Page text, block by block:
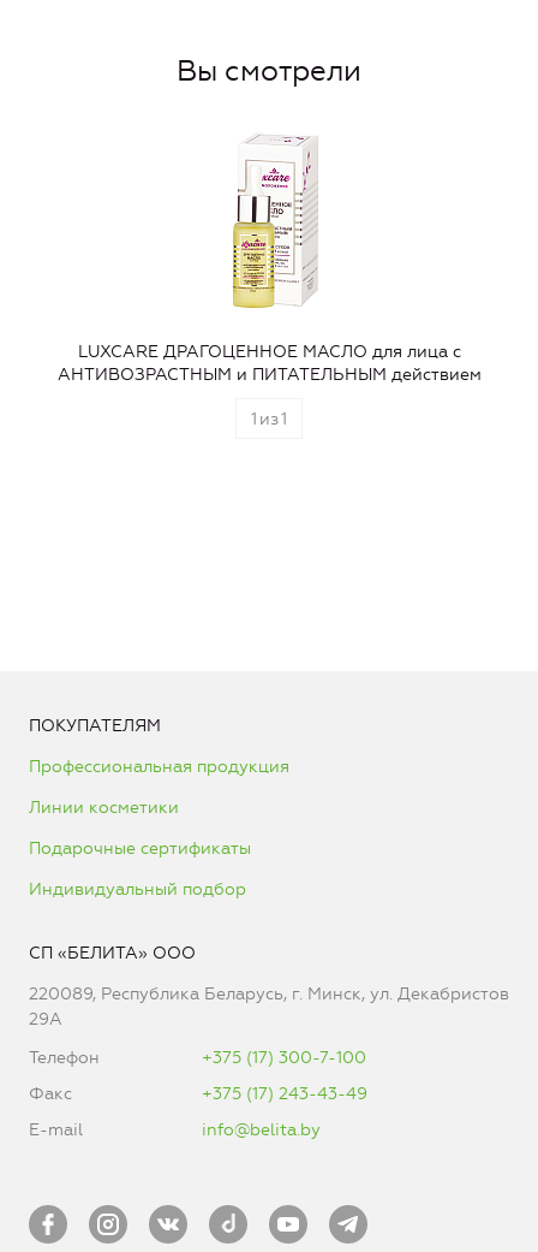
Вы смотрели
LUXCARE ДРАГОЦЕННОЕ МАСЛО для лица с
АНТИВОЗРАСТНЫМ и ПИТАТЕЛЬНЫМ действием
1 из1
ПОКУПАТЕЛЯМ
Профессиональная продукция
Линии косметики
Подарочные сертификаты
Индивидуальный подбор
СП «БЕЛИТА» ООО
220089, Республика Беларусь, г. Минск, ул. Декабристов
29А
Телефон
+375 (17) 300-7-100
Факс
+375 (17) 243-43-49
E-mail
info@belita.by